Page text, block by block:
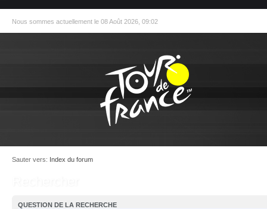
Nous sommes actuellement le 08 Août 2026, 09:02
Sauter vers: Index du forum
QUESTION DE LA RECHERCHE